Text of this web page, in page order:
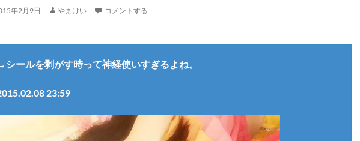
年2月9日 やまけい コメントする
シールを剥がす時って神経使いすぎるよね。
23:59